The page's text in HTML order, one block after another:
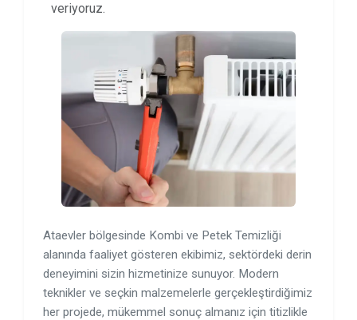
veriyoruz.
Ataevler bölgesinde Kombi ve Petek Temizliği
alanında faaliyet gösteren ekibimiz, sektördeki derin
deneyimini sizin hizmetinize sunuyor. Modern
teknikler ve seçkin malzemelerle gerçekleştirdiğimiz
her projede, mükemmel sonuç almanız için titizlikle